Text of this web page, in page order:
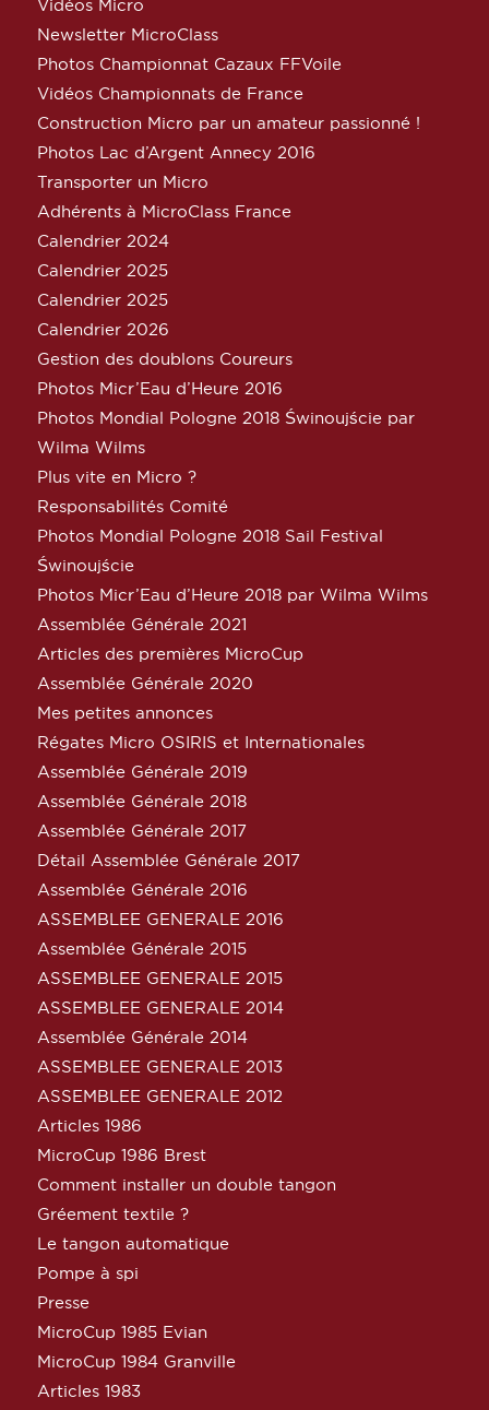
Vidéos Micro
Newsletter MicroClass
Photos Championnat Cazaux FFVoile
Vidéos Championnats de France
Construction Micro par un amateur passionné !
Photos Lac d’Argent Annecy 2016
Transporter un Micro
Adhérents à MicroClass France
Calendrier 2024
Calendrier 2025
Calendrier 2025
Calendrier 2026
Gestion des doublons Coureurs
Photos Micr’Eau d’Heure 2016
Photos Mondial Pologne 2018 Świnoujście par
Wilma Wilms
Plus vite en Micro ?
Responsabilités Comité
Photos Mondial Pologne 2018 Sail Festival
Świnoujście
Photos Micr’Eau d’Heure 2018 par Wilma Wilms
Assemblée Générale 2021
Articles des premières MicroCup
Assemblée Générale 2020
Mes petites annonces
Régates Micro OSIRIS et Internationales
Assemblée Générale 2019
Assemblée Générale 2018
Assemblée Générale 2017
Détail Assemblée Générale 2017
Assemblée Générale 2016
ASSEMBLEE GENERALE 2016
Assemblée Générale 2015
ASSEMBLEE GENERALE 2015
ASSEMBLEE GENERALE 2014
Assemblée Générale 2014
ASSEMBLEE GENERALE 2013
ASSEMBLEE GENERALE 2012
Articles 1986
MicroCup 1986 Brest
Comment installer un double tangon
Gréement textile ?
Le tangon automatique
Pompe à spi
Presse
MicroCup 1985 Evian
MicroCup 1984 Granville
Articles 1983